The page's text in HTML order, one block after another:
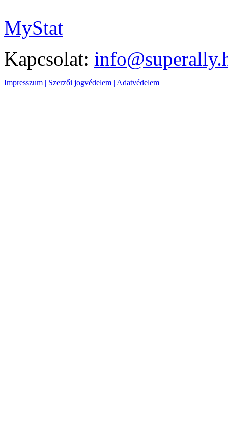
MyStat
Kapcsolat:
Impresszum | Szerzői jogvédelem | Adatvédelem